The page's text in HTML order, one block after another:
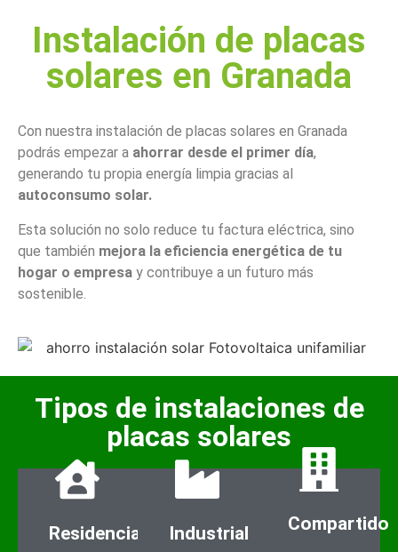
Instalación de placas
solares en Granada
Con nuestra instalación de placas solares en Granada
podrás empezar a ahorrar desde el primer día,
generando tu propia energía limpia gracias al
autoconsumo solar.
Esta solución no solo reduce tu factura eléctrica, sino
que también mejora la eficiencia energética de tu
hogar o empresa y contribuye a un futuro más
sostenible.
Tipos de instalaciones de
placas solares
Residencial
solar.
información
Industrial
eléctrico
y tienen
Más
información
Compartido
etc.
autoconsumo
compartido
entre
personas
empresas.